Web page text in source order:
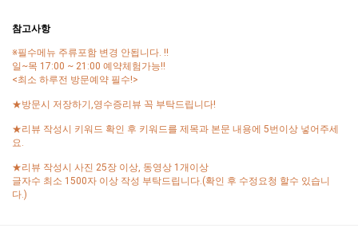
참고사항
※필수메뉴 주류포함 변경 안됩니다. !!
일~목 17:00 ~ 21:00 예약체험가능!!
<최소 하루전 방문예약 필수!>
★방문시 저장하기,영수증리뷰 꼭 부탁드립니다!
★리뷰 작성시 키워드 확인 후 키워드를 제목과 본문 내용에 5번이상 넣어주세
요.
★리뷰 작성시 사진 25장 이상, 동영상 1개이상
글자수 최소 1500자 이상 작성 부탁드립니다.(확인 후 수정요청 할수 있습니
다.)